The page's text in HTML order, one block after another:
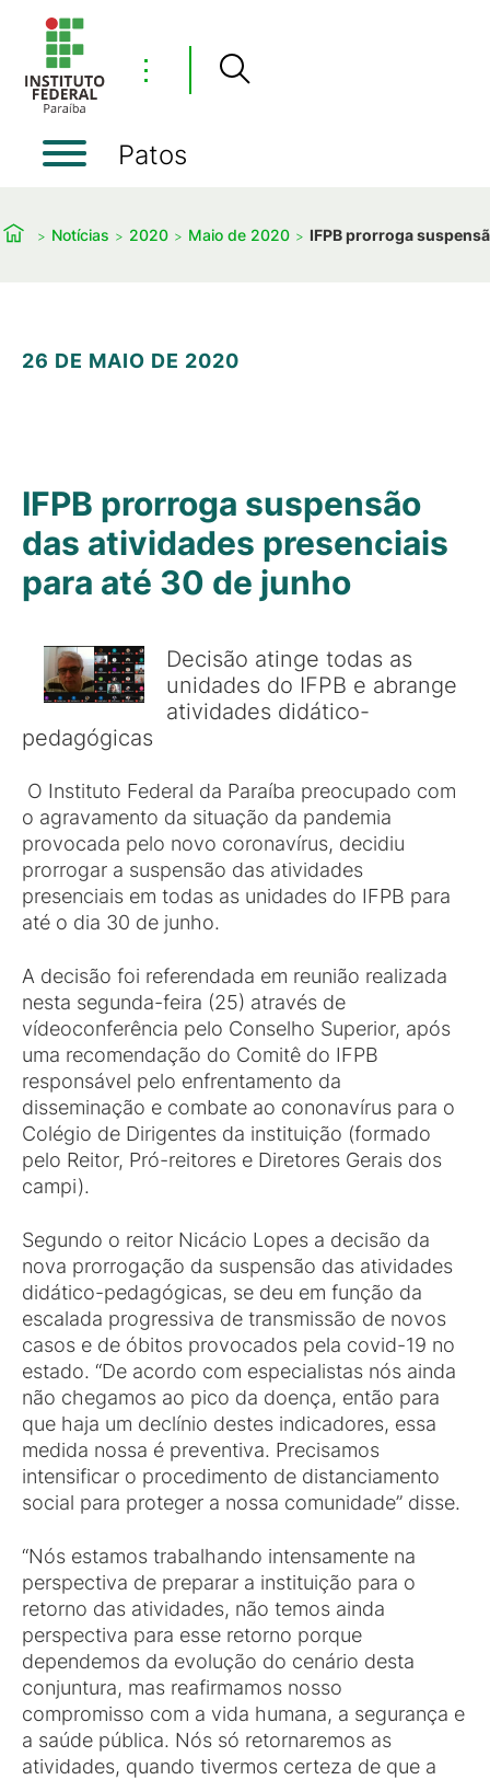
⋮
Patos
Notícias 2020 Maio de 2020 IFPB prorroga
26 DE MAIO DE 2020
IFPB prorroga suspensão
das atividades presenciais
para até 30 de junho
Decisão atinge todas as
unidades do IFPB e abrange
atividades didático-
pedagógicas
O Instituto Federal da Paraíba preocupado com
o agravamento da situação da pandemia
provocada pelo novo coronavírus, decidiu
prorrogar a suspensão das atividades
presenciais em todas as unidades do IFPB para
até o dia 30 de junho.
A decisão foi referendada em reunião realizada
nesta segunda-feira (25) através de
vídeoconferência pelo Conselho Superior, após
uma recomendação do Comitê do IFPB
responsável pelo enfrentamento da
disseminação e combate ao cononavírus para o
Colégio de Dirigentes da instituição (formado
pelo Reitor, Pró-reitores e Diretores Gerais dos
campi).
Segundo o reitor Nicácio Lopes a decisão da
nova prorrogação da suspensão das atividades
didático-pedagógicas, se deu em função da
escalada progressiva de transmissão de novos
casos e de óbitos provocados pela covid-19 no
estado. “De acordo com especialistas nós ainda
não chegamos ao pico da doença, então para
que haja um declínio destes indicadores, essa
medida nossa é preventiva. Precisamos
intensificar o procedimento de distanciamento
social para proteger a nossa comunidade” disse.
“Nós estamos trabalhando intensamente na
perspectiva de preparar a instituição para o
retorno das atividades, não temos ainda
perspectiva para esse retorno porque
dependemos da evolução do cenário desta
conjuntura, mas reafirmamos nosso
compromisso com a vida humana, a segurança e
a saúde pública. Nós só retornaremos as
atividades, quando tivermos certeza de que a